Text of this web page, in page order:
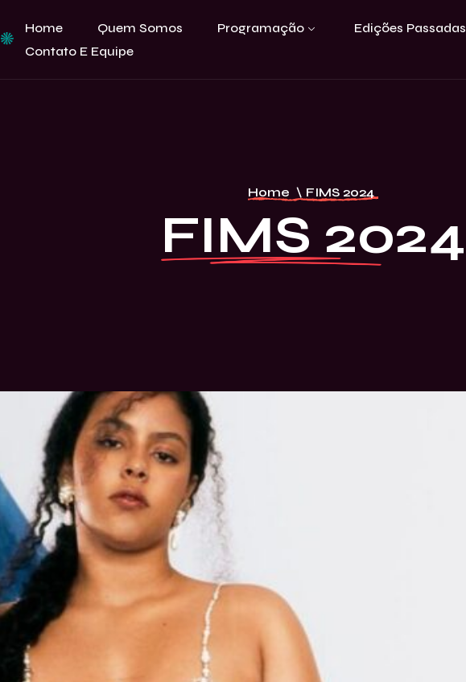
Home Quem Somos Programação Edições Passadas
Contato E Equipe
Home \ FIMS 2024
FIMS 2024